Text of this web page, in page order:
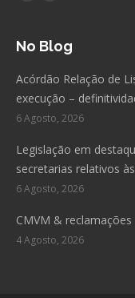
No Blog
Acórdão Relação de
execução –
6 Agosto, 2026
Legislação em
secretarias relativos
6 Agosto, 2026
CMVM & reclamações
4 Agosto, 2026